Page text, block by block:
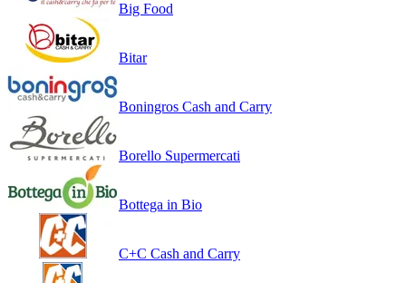
Big Food
Bitar
Boningros Cash and Carry
Borello Supermercati
Bottega in Bio
C+C Cash and Carry